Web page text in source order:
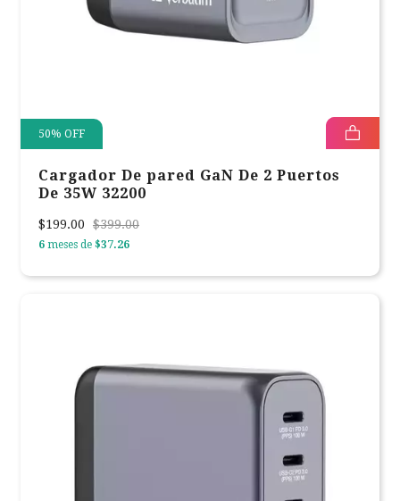
50% OFF
Cargador De pared GaN De 2 Puertos
De 35W 32200
$199.00 $399.00
6 meses de $37.26